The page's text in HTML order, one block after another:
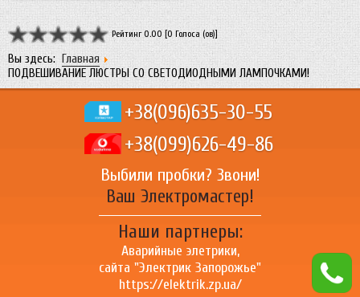
Рейтинг 0.00 [0 Голоса (ов)]
Вы здесь: Главная
ПОДВЕШИВАНИЕ ЛЮСТРЫ СО СВЕТОДИОДНЫМИ ЛАМПОЧКАМИ!
+38(096)635-30-55
+38(099)626-49-86
Выбили пробки? Звони!
Ваш Электромастер!
Наши партнеры:
Аварийные элетрики,
сайта "Электрик Запорожье"
https://elektrik.zp.ua/